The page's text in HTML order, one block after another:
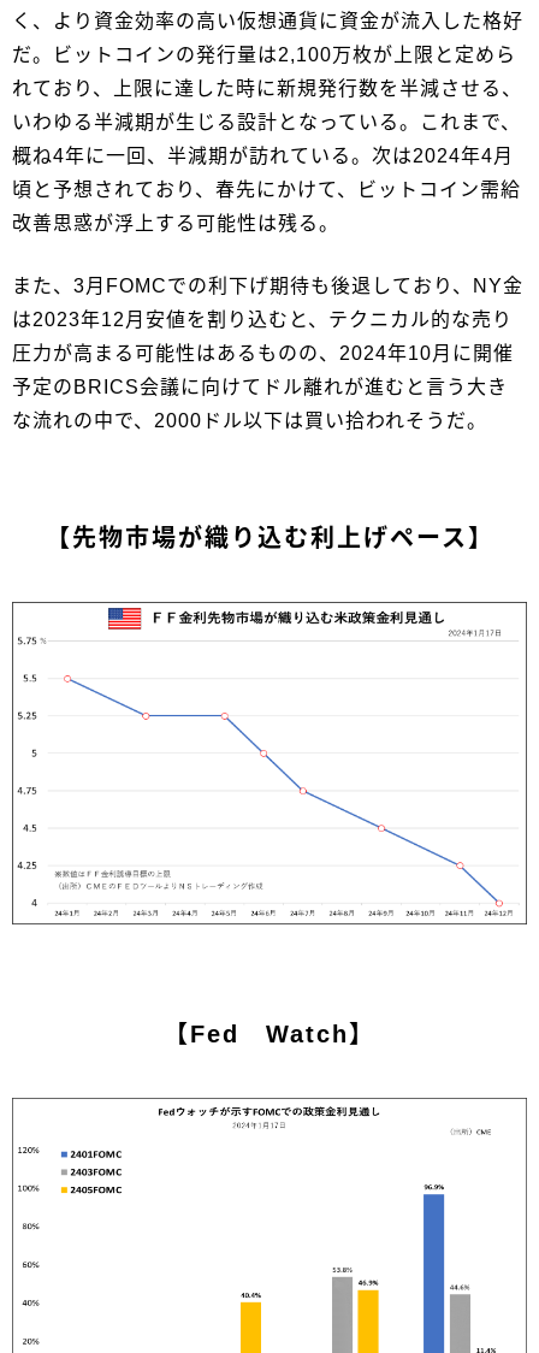
く、より資金効率の高い仮想通貨に資金が流入した格好
だ。ビットコインの発行量は2,100万枚が上限と定めら
れており、上限に達した時に新規発行数を半減させる、
いわゆる半減期が生じる設計となっている。これまで、
概ね4年に一回、半減期が訪れている。次は2024年4月
頃と予想されており、春先にかけて、ビットコイン需給
改善思惑が浮上する可能性は残る。
また、3月FOMCでの利下げ期待も後退しており、NY金
は2023年12月安値を割り込むと、テクニカル的な売り
圧力が高まる可能性はあるものの、2024年10月に開催
予定のBRICS会議に向けてドル離れが進むと言う大き
な流れの中で、2000ドル以下は買い拾われそうだ。
【先物市場が織り込む利上げペース】
【Fed Watch】